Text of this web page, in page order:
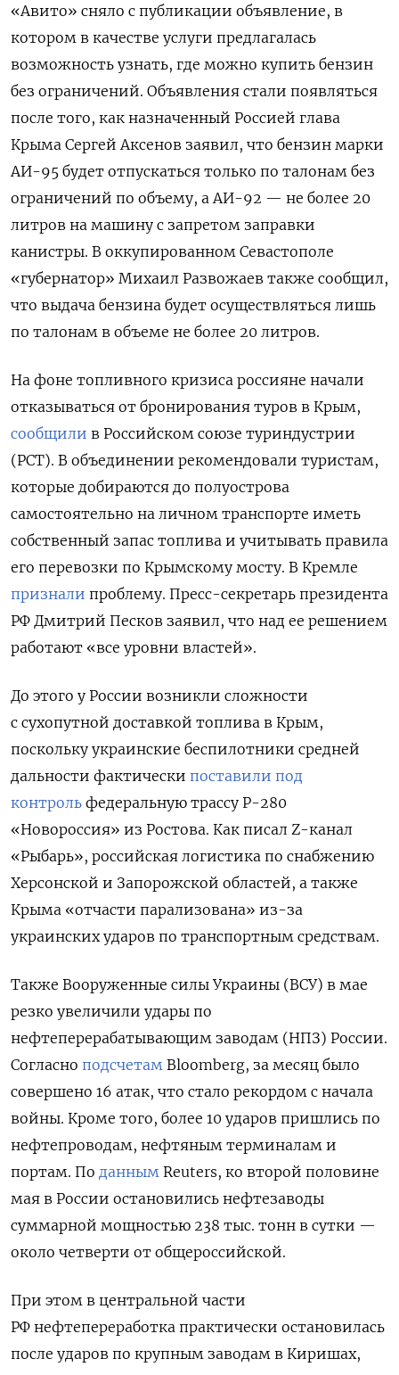
«Авито» сняло с публикации объявление, в
котором в качестве услуги предлагалась
возможность узнать, где можно купить бензин
без ограничений. Объявления стали появляться
после того, как назначенный Россией глава
Крыма Сергей Аксенов заявил, что бензин марки
АИ-95 будет отпускаться только по талонам без
ограничений по объему, а АИ-92 — не более 20
литров на машину с запретом заправки
канистры. В оккупированном Севастополе
«губернатор» Михаил Развожаев также сообщил,
что выдача бензина будет осуществляться лишь
по талонам в объеме не более 20 литров.
На фоне топливного кризиса россияне начали
отказываться от бронирования туров в Крым,
сообщили в Российском союзе туриндустрии
(РСТ). В объединении рекомендовали туристам,
которые добираются до полуострова
самостоятельно на личном транспорте иметь
собственный запас топлива и учитывать правила
его перевозки по Крымскому мосту. В Кремле
признали проблему. Пресс-секретарь президента
РФ Дмитрий Песков заявил, что над ее решением
работают «все уровни властей».
До этого у России возникли сложности
с сухопутной доставкой топлива в Крым,
поскольку украинские беспилотники средней
дальности фактически поставили под
контроль федеральную трассу Р-280
«Новороссия» из Ростова. Как писал Z-канал
«Рыбарь», российская логистика по снабжению
Херсонской и Запорожской областей, а также
Крыма «отчасти парализована» из-за
украинских ударов по транспортным средствам.
Также Вооруженные силы Украины (ВСУ) в мае
резко увеличили удары по
нефтеперерабатывающим заводам (НПЗ) России.
Согласно подсчетам Bloomberg, за месяц было
совершено 16 атак, что стало рекордом с начала
войны. Кроме того, более 10 ударов пришлись по
нефтепроводам, нефтяным терминалам и
портам. По данным Reuters, ко второй половине
мая в России остановились нефтезаводы
суммарной мощностью 238 тыс. тонн в сутки —
около четверти от общероссийской.
При этом в центральной части
РФ нефтепереработка практически остановилась
после ударов по крупным заводам в Киришах,